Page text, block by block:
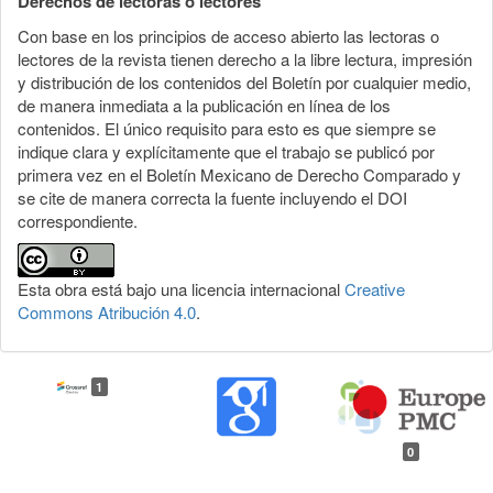
Con base en los principios de acceso abierto las lectoras o
lectores de la revista tienen derecho a la libre lectura, impresión
y distribución de los contenidos del Boletín por cualquier medio,
de manera inmediata a la publicación en línea de los
contenidos. El único requisito para esto es que siempre se
indique clara y explícitamente que el trabajo se publicó por
primera vez en el Boletín Mexicano de Derecho Comparado y
se cite de manera correcta la fuente incluyendo el DOI
correspondiente.
Esta obra está bajo una licencia internacionalCreative
Commons Atribución 4.0.
1
0